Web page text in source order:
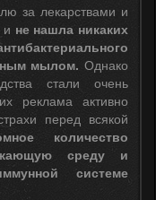
за лекарствами и
не нашла никаких
мылом. Однако
стали очень
реклама активно
перед всякой
количество
среду и
системе